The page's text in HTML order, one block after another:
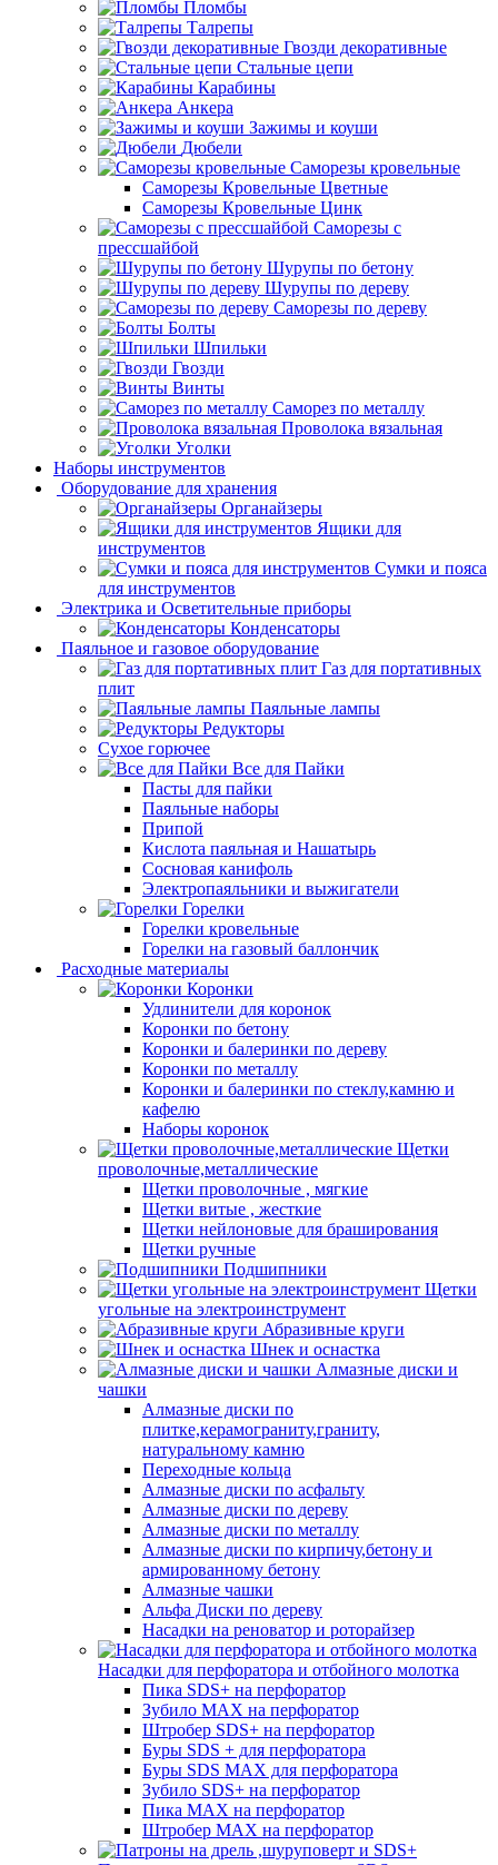
Пломбы
Талрепы
Гвозди декоративные
Стальные цепи
Карабины
Анкера
Зажимы и коуши
Дюбели
Саморезы кровельные
Саморезы Кровельные Цветные
Саморезы Кровельные Цинк
Саморезы с
прессшайбой
Шурупы по бетону
Шурупы по дереву
Саморезы по дереву
Болты
Шпильки
Гвозди
Винты
Саморез по металлу
Проволока вязальная
Уголки
Наборы инструментов
Оборудование для хранения
Органайзеры
Ящики для
инструментов
Сумки и пояса
для инструментов
Электрика и Осветительные приборы
Конденсаторы
Паяльное и газовое оборудование
Газ для портативных
плит
Паяльные лампы
Редукторы
Сухое горючее
Все для Пайки
Пасты для пайки
Паяльные наборы
Припой
Кислота паяльная и Нашатырь
Сосновая канифоль
Электропаяльники и выжигатели
Горелки
Горелки кровельные
Горелки на газовый баллончик
Расходные материалы
Коронки
Удлинители для коронок
Коронки по бетону
Коронки и балеринки по дереву
Коронки по металлу
Коронки и балеринки по стеклу,камню и
кафелю
Наборы коронок
Щетки
проволочные,металлические
Щетки проволочные , мягкие
Щетки витые , жесткие
Щетки нейлоновые для браширования
Щетки ручные
Подшипники
Щетки
угольные на электроинструмент
Абразивные круги
Шнек и оснастка
Алмазные диски и
чашки
Алмазные диски по
плитке,керамограниту,граниту,
натуральному камню
Переходные кольца
Алмазные диски по асфальту
Алмазные диски по дереву
Алмазные диски по металлу
Алмазные диски по кирпичу,бетону и
армированному бетону
Алмазные чашки
Альфа Диски по дереву
Насадки на реноватор и роторайзер
Насадки для перфоратора и отбойного молотка
Пика SDS+ на перфоратор
Зубило MAX на перфоратор
Штробер SDS+ на перфоратор
Буры SDS + для перфоратора
Буры SDS MAX для перфоратора
Зубило SDS+ на перфоратор
Пика MAX на перфоратор
Штробер MAX на перфоратор